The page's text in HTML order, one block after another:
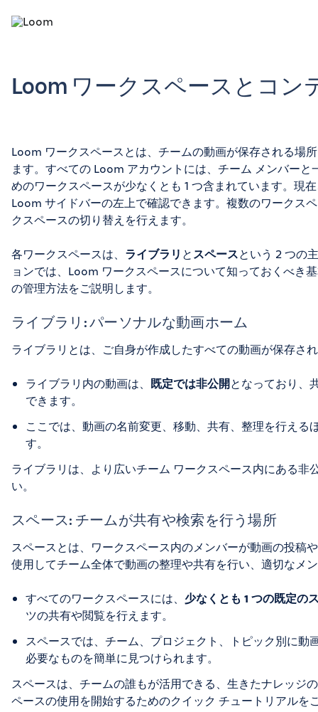
Loom ワークスペースとコン
Loom ワークスペースとは、チームの動画が保存される場
ます。すべての Loom アカウントには、チーム メンバー
めのワークスペースが少なくとも 1 つ含まれています。現
Loom サイドバーの左上で確認できます。複数のワークス
クスペースの切り替えを行えます。
各ワークスペースは、 ライブラリ とスペースという 2 つの
ョンでは、Loom ワークスペースについて知っておくべき
の管理方法をご説明します。
ライブラリ: パーソナルな動画ホーム
ライブラリとは、ご自身が作成したすべての動画が保存さ
ライブラリ内の動画は、 既定では非公開となっており、
できます。
ここでは、動画の名前変更、移動、共有、整理を行え
す。
ライブラリは、より広いチーム ワークスペース内にある非
い。
スペース: チームが共有や検索を行う場所
スペースとは、ワークスペース内のメンバーが動画の投稿
使用してチーム全体で動画の整理や共有を行い、適切なメ
すべてのワークスペースには、 少なくとも 1 つの既定の
ツの共有や閲覧を行えます。
スペースでは、チーム、プロジェクト、トピック別に
必要なものを簡単に見つけられます。
スペースは、チームの誰もが活用できる、生きたナレッジ
ペースの使用を開始するためのクイック チュートリアルを